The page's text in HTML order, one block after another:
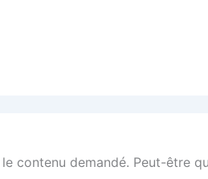
contenu demandé. Peut-être